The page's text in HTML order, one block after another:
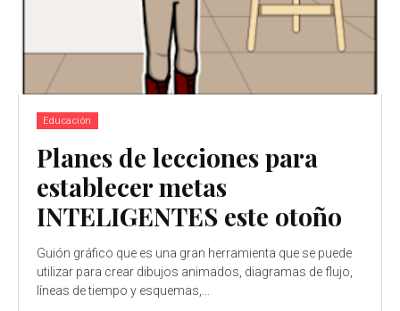
Educación
Planes de lecciones para
establecer metas
INTELIGENTES este otoño
Guión gráfico que es una gran herramienta que se puede
utilizar para crear dibujos animados, diagramas de flujo,
líneas de tiempo y esquemas,...